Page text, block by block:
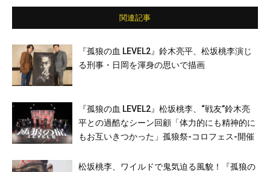
関連記事
『孤狼の血 LEVEL2』鈴木亮平、松坂桃李演じ
る刑事・日岡を渾身の思いで描画
『孤狼の血 LEVEL2』松坂桃李、“戦友”鈴木亮
平との過酷なシーン回顧「体力的にも精神的に
もお互いきつかった」孤狼祭-コロフェス-開催
松坂桃李、ワイルドで鬼気迫る風貌！『孤狼の